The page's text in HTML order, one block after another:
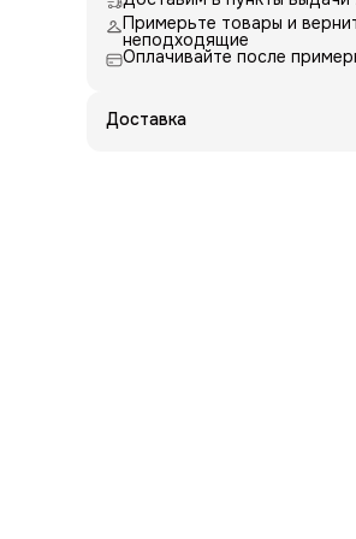
Примерьте товары и
неподходящие
Оплачивайте после
Доставка